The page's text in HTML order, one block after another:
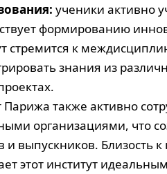
ученики активно
формированию
стремится к
знания из
также активно
организациями, что
и выпускников.
этот институт